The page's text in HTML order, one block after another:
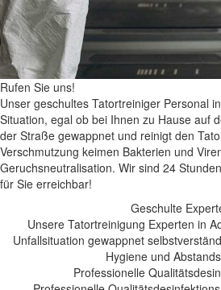
Rufen Sie uns!
Unser geschultes Tatortreiniger Personal
Situation, egal ob bei Ihnen zu Hause auf
der Straße gewappnet und reinigt den
Verschmutzung keimen Bakterien und
Geruchsneutralisation. Wir sind 24
für Sie erreichbar!
Geschulte
Unsere Tatortreinigung Experten in
Unfallsituation gewappnet
Hygiene und
Professionelle